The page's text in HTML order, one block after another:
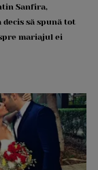
Sanfira,
decis să spună tot
mariajul ei